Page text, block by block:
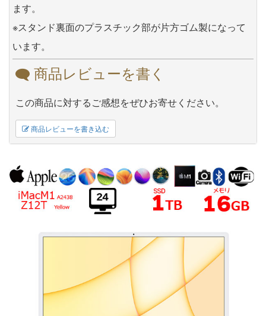
ます。
※スタンド裏面のプラスチック部が片方ゴム製になって
います。
商品レビューを書く
この商品に対するご感想をぜひお寄せください。
商品レビューを書き込む